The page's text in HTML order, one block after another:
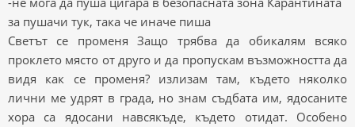
за пушачи тук, така че иначе пиша
Светът се променя Защо трябва да обикалям всяко
проклето място от друго и да пропускам възможността да
видя как се променя? излизам там, където няколко
лични ме удрят в града, но знам съдбата им, ядосаните
хора са ядосани навсякъде, където отидат. Особено